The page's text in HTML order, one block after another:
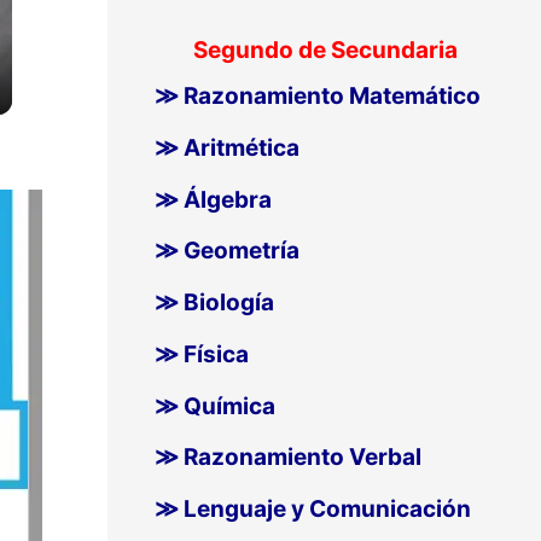
Segundo de Secundaria
≫ Razonamiento Matemático
≫ Aritmética
≫ Álgebra
≫ Geometría
≫ Biología
≫ Física
≫ Química
≫ Razonamiento Verbal
≫ Lenguaje y Comunicación